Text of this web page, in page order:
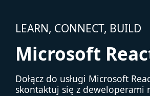
LEARN, CONNECT, BUILD
Microsoft
Dołącz do usługi Microsoft
skontaktuj się z deweloperami